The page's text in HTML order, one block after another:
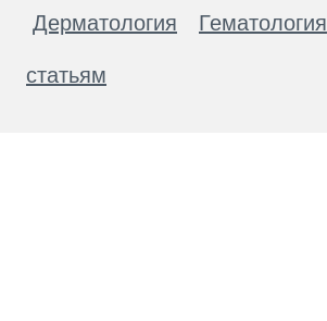
Дерматология Гематология
статьям